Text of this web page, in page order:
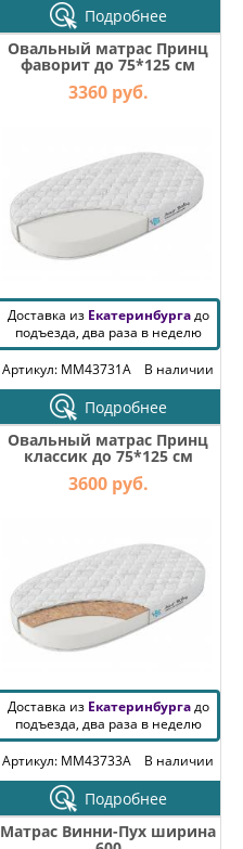
Подробнее
Овальный матрас Принц
фаворит до 75*125 см
3360 руб.
Доставка из Екатеринбургадо
подъезда, два раза в неделю
Артикул: MM43731A
В наличии
Подробнее
Овальный матрас Принц
классик до 75*125 см
3600 руб.
Доставка из Екатеринбургадо
подъезда, два раза в неделю
Артикул: MM43733A
В наличии
Подробнее
Матрас Винни-Пух ширина